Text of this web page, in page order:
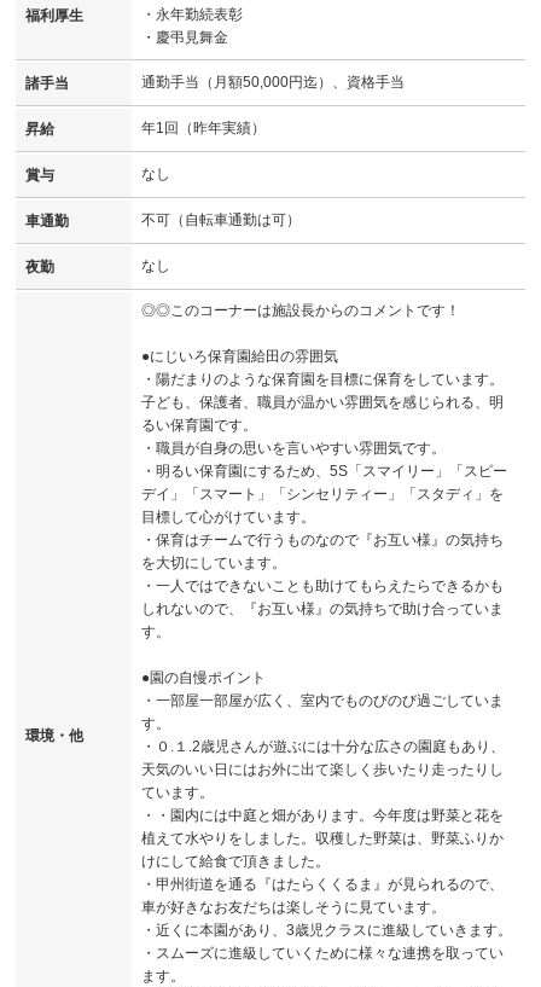
福利厚生
・永年勤続表彰
・慶弔見舞金
諸手当 通勤手当（月額50,000円迄）、資格手当
昇給 年1回（昨年実績）
賞与 なし
車通勤 不可（自転車通勤は可）
夜勤 なし
環境・他
◎◎このコーナーは施設長からのコメントです！
●にじいろ保育園給田の雰囲気
・陽だまりのような保育園を目標に保育をしています。
子ども、保護者、職員が温かい雰囲気を感じられる、明
るい保育園です。
・職員が自身の思いを言いやすい雰囲気です。
・明るい保育園にするため、5S「スマイリー」「スピー
デイ」「スマート」「シンセリティー」「スタディ」を
目標して心がけています。
・保育はチームで行うものなので『お互い様』の気持ち
を大切にしています。
・一人ではできないことも助けてもらえたらできるかも
しれないので、『お互い様』の気持ちで助け合っていま
す。
●園の自慢ポイント
・一部屋一部屋が広く、室内でものびのび過ごしていま
す。
・０.１.2歳児さんが遊ぶには十分な広さの園庭もあり、
天気のいい日にはお外に出て楽しく歩いたり走ったりし
ています。
・・園内には中庭と畑があります。今年度は野菜と花を
植えて水やりをしました。収穫した野菜は、野菜ふりか
けにして給食で頂きました。
・甲州街道を通る『はたらくくるま』が見られるので、
車が好きなお友だちは楽しそうに見ています。
・近くに本園があり、3歳児クラスに進級していきます。
・スムーズに進級していくために様々な連携を取ってい
ます。